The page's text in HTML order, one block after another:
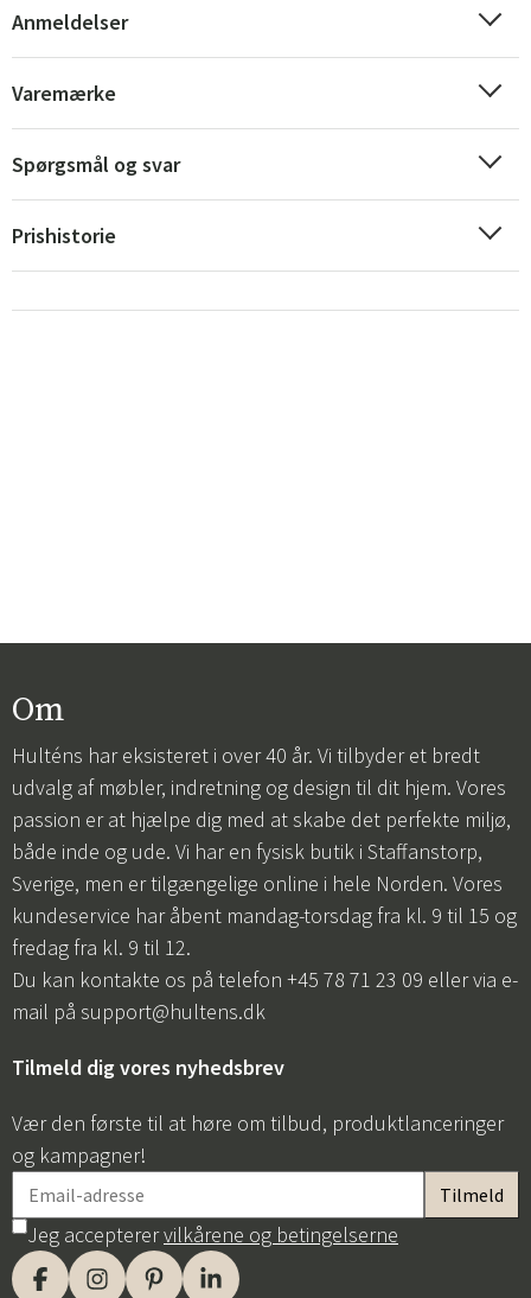
Anmeldelser
Varemærke
Spørgsmål og svar
Prishistorie
Om
Hulténs har eksisteret i over 40 år. Vi tilbyder et bredt
udvalg af møbler, indretning og design til dit hjem. Vores
passion er at hjælpe dig med at skabe det perfekte miljø,
både inde og ude. Vi har en fysisk butik i Staffanstorp,
Sverige, men er tilgængelige online i hele Norden. Vores
kundeservice har åbent mandag-torsdag fra kl. 9 til 15 og
fredag fra kl. 9 til 12.
Du kan kontakte os på telefon +45 78 71 23 09 eller via e-
mail på support@hultens.dk
Tilmeld dig vores nyhedsbrev
Vær den første til at høre om tilbud, produktlanceringer
og kampagner!
Jeg accepterervilkårene og betingelserne